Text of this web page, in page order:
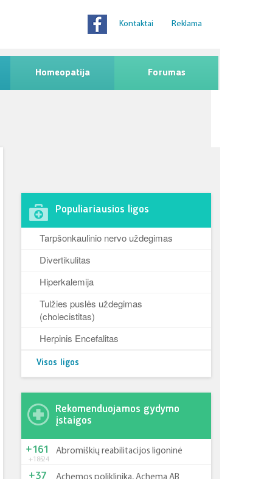
Kontaktai Reklama
Homeopatija Forumas
Populiariausios ligos
Tarpšonkaulinio nervo uždegimas
Divertikulitas
Hiperkalemija
Tulžies puslės uždegimas
(cholecistitas)
Herpinis Encefalitas
Visos ligos
Rekomenduojamos gydymo
įstaigos
+185-24
+161 Abromiškių reabilitacijos ligoninė
+37